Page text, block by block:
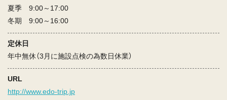
夏季 9:00～17:00
冬期 9:00～16:00
定休日
年中無休（3月に施設点検の為数日休業）
URL
http://www.edo-trip.jp